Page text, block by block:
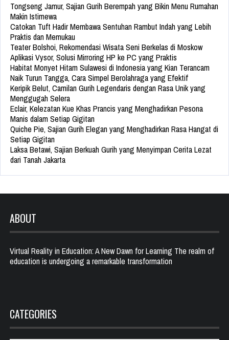
Tongseng Jamur, Sajian Gurih Berempah yang Bikin Menu Rumahan
Makin Istimewa
Catokan Tuft Hadir Membawa Sentuhan Rambut Indah yang Lebih
Praktis dan Memukau
Teater Bolshoi, Rekomendasi Wisata Seni Berkelas di Moskow
Aplikasi Vysor, Solusi Mirroring HP ke PC yang Praktis
Habitat Monyet Hitam Sulawesi di Indonesia yang Kian Terancam
Naik Turun Tangga, Cara Simpel Berolahraga yang Efektif
Keripik Belut, Camilan Gurih Legendaris dengan Rasa Unik yang
Menggugah Selera
Eclair, Kelezatan Kue Khas Prancis yang Menghadirkan Pesona
Manis dalam Setiap Gigitan
Quiche Pie, Sajian Gurih Elegan yang Menghadirkan Rasa Hangat di
Setiap Gigitan
Laksa Betawi, Sajian Berkuah Gurih yang Menyimpan Cerita Lezat
dari Tanah Jakarta
ABOUT
Virtual Reality in Education: A New Dawn for Learning The realm of
education is undergoing a remarkable transformation
CATEGORIES